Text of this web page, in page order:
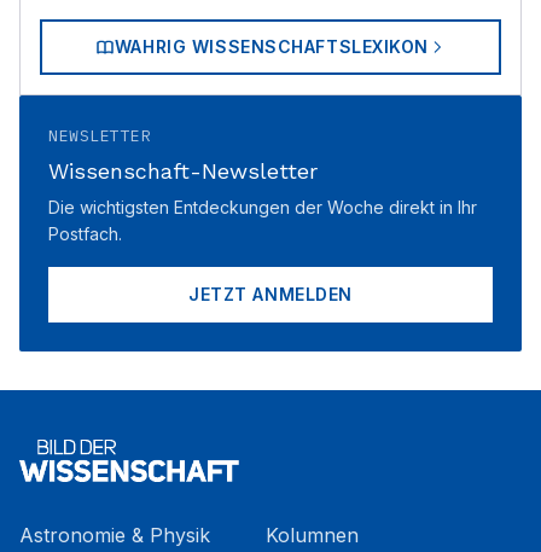
WAHRIG WISSENSCHAFTSLEXIKON
NEWSLETTER
Wissenschaft-Newsletter
Die wichtigsten Entdeckungen der Woche direkt in Ihr
Postfach.
JETZT ANMELDEN
Astronomie & Physik
Kolumnen